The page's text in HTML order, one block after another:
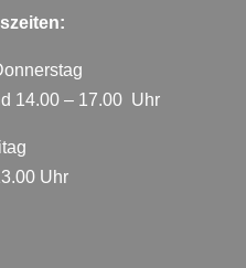
14.00 – 17.00 Uhr
Uhr